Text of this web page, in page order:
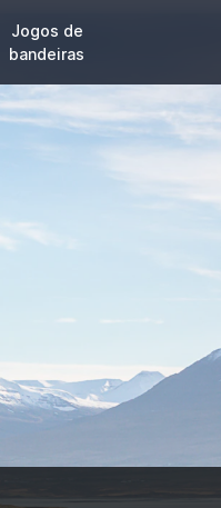
Jogos de
bandeiras